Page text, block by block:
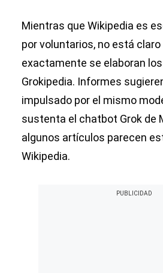
Mientras que Wikipedia es
por voluntarios, no está
exactamente se elaboran
Grokipedia. Informes
impulsado por el mismo
sustenta el chatbot Grok de
algunos artículos parecen
Wikipedia.